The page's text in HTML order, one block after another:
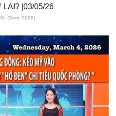
LẠI? |03/05/26
(Xem: 5298)